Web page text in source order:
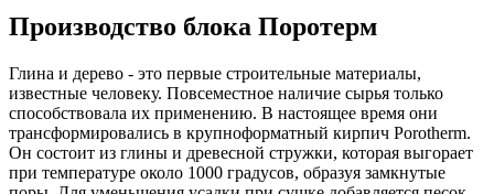
Производство блока Поротерм
Глина и дерево - это первые строительные материалы,
известные человеку. Повсеместное наличие сырья только
способствовала их применению. В настоящее время они
трансформировались в крупноформатный кирпич Porotherm.
Он состоит из глины и древесной стружки, которая выгорает
при температуре около 1000 градусов, образуя замкнутые